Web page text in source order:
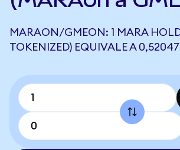
MARAON/GMEON: 1 MARA
TOKENIZED) EQUIVALE A